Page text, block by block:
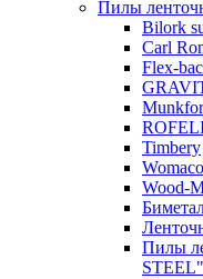
Пилы
Bilork
Carl
Flex-
Timbery
Womaco
Wood-
Пилы